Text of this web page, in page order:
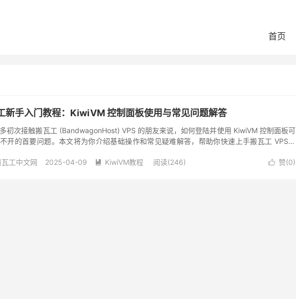
首页
新手入门教程：KiwiVM 控制面板使用与常见问题解答
初次接触搬瓦工 (BandwagonHost) VPS 的朋友来说，如何登陆并使用 KiwiVM 控制面板可
开的首要问题。本文将为你介绍基础操作和常见疑难解答，帮助你快速上手搬瓦工 VPS。
瓦工中文网
2025-04-09  KiwiVM教程 阅读(246)  赞(0)